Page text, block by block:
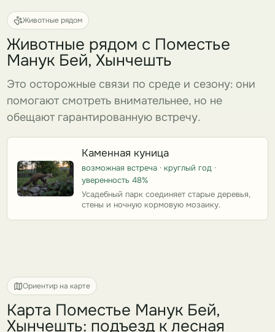
Животные рядом
Животные рядом с Поместье
Манук Бей, Хынчешть
Это осторожные связи по среде и сезону: они
помогают смотреть внимательнее, но не
обещают гарантированную встречу.
Каменная куница
возможная встреча · круглый год ·
уверенность 48%
Усадебный парк соединяет старые деревья,
стены и ночную кормовую мозаику.
Ориентир на карте
Карта Поместье Манук Бей,
Хынчешть: подъезд к лесная